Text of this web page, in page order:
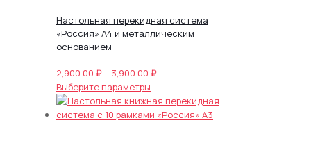
Настольная перекидная система
«Россия» А4 и металлическим
основанием
2,900.00 ₽– 3,900.00 ₽Диапазон
2,900.00 ₽
–
Выберите параметры
товар
имеет